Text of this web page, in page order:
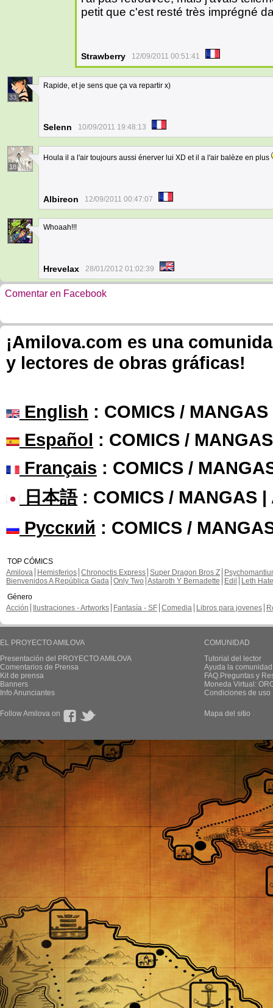
petit que c'est resté très imprégné
Strawberry 12/09/2011 00:51:41
33
Rapide, et je sens que ça va repartir x)
Selenn 10/09/2011 19:48:13
18
Houla il a l'air toujours aussi énerver lui XD et il a l'air balèze en plus
Albireon 12/09/2011 00:47:07
1
Whoaah!!!
Hrevelax 28/01/2012 01:02:39
Comentar en Facebook
¡Amilova.com es una
y lectores de obras gráficas!
English : COMICS /
Español : COMICS /
Français : COMICS /
日本語: COMICS / MANGAS |
Русский : COMICS /
TOP CÓMICS
Amilova
Hemisferios Chronoctis Express Super Dragon Bros Z
Bienvenidos A República Gada Only Two Astaroth Y Bernadette Edil
Leth Hate
Género
Acción
Ilustraciones - Artworks Fantasía - SF Comedia Libros para jovenes
EL PROYECTO AMILOVA
Presentación del PROYECTO AMILOVA
Comentarios de Prensa
Kit de prensa
Banners
Info Anunciantes
COMUNIDAD
Tutorial del lector
Ayuda la
FAQ.Preguntas y
Moneda Virtual:
Condiciones de uso
Follow Amilova on Mapa del sitio